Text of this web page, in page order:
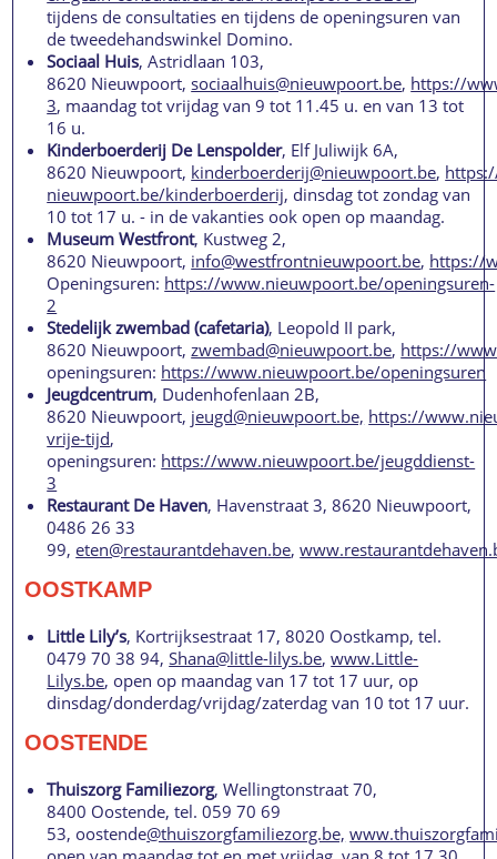
tijdens de consultaties en tijdens de openingsuren van
de tweedehandswinkel Domino.
Sociaal Huis, Astridlaan 103,
8620 Nieuwpoort, sociaalhuis@nieuwpoort.be, https://
3, maandag tot vrijdag van 9 tot 11.45 u. en van 13 tot
16 u.
Kinderboerderij De Lenspolder, Elf Juliwijk 6A,
8620 Nieuwpoort, kinderboerderij@nieuwpoort.be,
nieuwpoort.be/kinderboerderij, dinsdag tot zondag van
10 tot 17 u. - in de vakanties ook open op maandag.
Museum Westfront, Kustweg 2,
8620 Nieuwpoort, info@westfrontnieuwpoort.be, https://
Openingsuren: https://www.nieuwpoort.be/openingsuren-
2
Stedelijk zwembad (cafetaria), Leopold II park,
8620 Nieuwpoort,zwembad@nieuwpoort.be, https://
openingsuren: https://www.nieuwpoort.be/openingsuren
Jeugdcentrum, Dudenhofenlaan 2B,
8620 Nieuwpoort, jeugd@nieuwpoort.be, https://
vrije-tijd,
openingsuren: https://www.nieuwpoort.be/jeugddienst-
3
Restaurant De Haven, Havenstraat 3, 8620 Nieuwpoort,
0486 26 33
99,eten@restaurantdehaven.be,
OOSTKAMP
Little Lily’s, Kortrijksestraat 17, 8020 Oostkamp, tel.
0479 70 38 94,Shana@little-lilys.be,www.Little-
Lilys.be, open op maandag van 17 tot 17 uur, op
dinsdag/donderdag/vrijdag/zaterdag van 10 tot 17 uur.
OOSTENDE
Thuiszorg Familiezorg, Wellingtonstraat 70,
8400 Oostende, tel. 059 70 69
53, oostende@thuiszorgfamiliezorg.be,